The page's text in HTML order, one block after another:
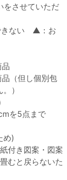
をさせていただ
きない ▲：お
（但し個別包
）
を5点まで
め)
付き図案・図案
むと戻らないた